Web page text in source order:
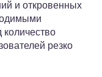
и откровенных
количество
резко